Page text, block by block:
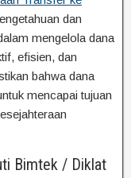
dan
mengelola dana
efisien, dan
bahwa dana
mencapai tujuan
Bimtek / Diklat